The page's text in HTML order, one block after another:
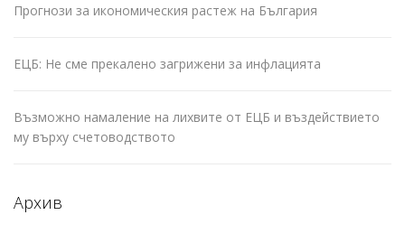
Прогнози за икономическия растеж на България
ЕЦБ: Не сме прекалено загрижени за инфлацията
Възможно намаление на лихвите от ЕЦБ и въздействието
му върху счетоводството
Архив